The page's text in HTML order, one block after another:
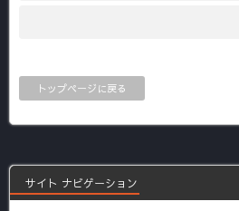
トップページに戻る
サイト ナビゲーション